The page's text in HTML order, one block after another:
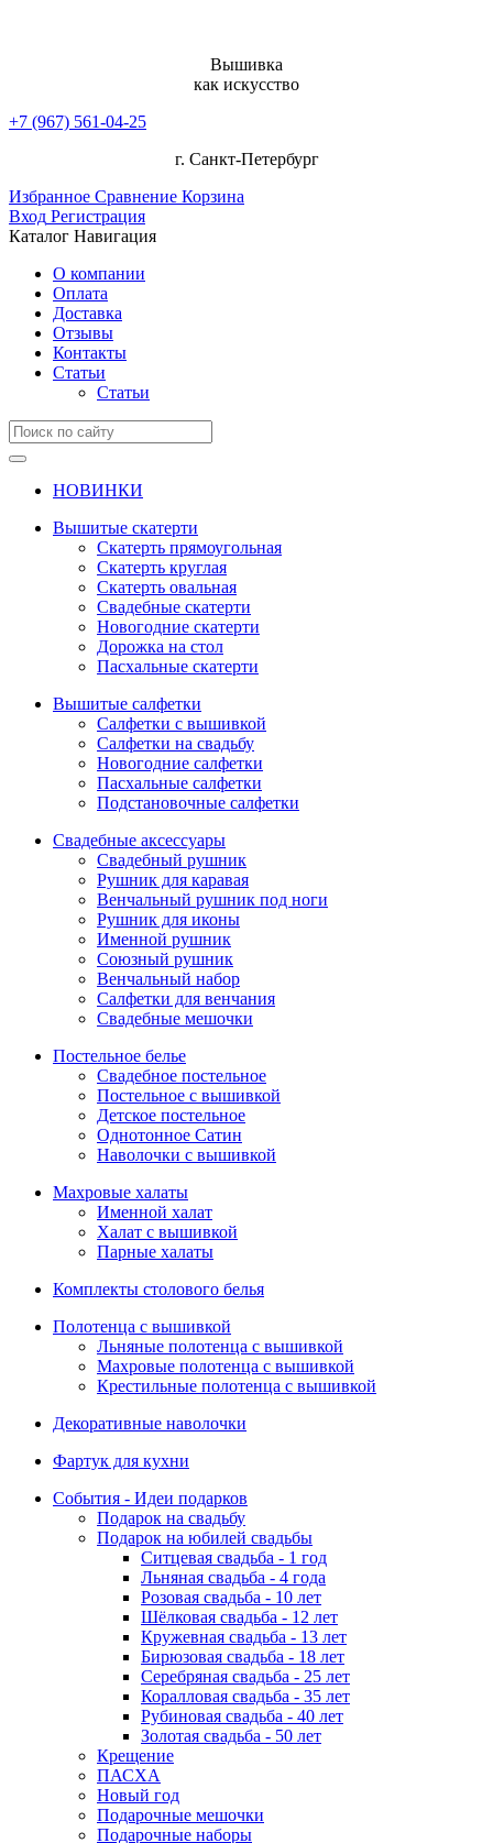
Вышивка
как искусство
+7 (967) 561-04-25
г. Санкт-Петербург
Избранное Сравнение Корзина
Вход Регистрация
Каталог Навигация
О компании
Оплата
Доставка
Отзывы
Контакты
Статьи
Статьи
НОВИНКИ
Вышитые скатерти
Скатерть прямоугольная
Скатерть круглая
Скатерть овальная
Свадебные скатерти
Новогодние скатерти
Дорожка на стол
Пасхальные скатерти
Вышитые салфетки
Салфетки с вышивкой
Салфетки на свадьбу
Новогодние салфетки
Пасхальные салфетки
Подстановочные салфетки
Свадебные аксессуары
Свадебный рушник
Рушник для каравая
Венчальный рушник под ноги
Рушник для иконы
Именной рушник
Союзный рушник
Венчальный набор
Салфетки для венчания
Свадебные мешочки
Постельное белье
Свадебное постельное
Постельное с вышивкой
Детское постельное
Однотонное Сатин
Наволочки с вышивкой
Махровые халаты
Именной халат
Халат с вышивкой
Парные халаты
Комплекты столового белья
Полотенца с вышивкой
Льняные полотенца с вышивкой
Махровые полотенца с вышивкой
Крестильные полотенца с вышивкой
Декоративные наволочки
Фартук для кухни
События - Идеи подарков
Подарок на свадьбу
Подарок на юбилей свадьбы
Ситцевая свадьба - 1 год
Льняная свадьба - 4 года
Розовая свадьба - 10 лет
Шёлковая свадьба - 12 лет
Кружевная свадьба - 13 лет
Бирюзовая свадьба - 18 лет
Серебряная свадьба - 25 лет
Коралловая свадьба - 35 лет
Рубиновая свадьба - 40 лет
Золотая свадьба - 50 лет
Крещение
ПАСХА
Новый год
Подарочные мешочки
Подарочные наборы